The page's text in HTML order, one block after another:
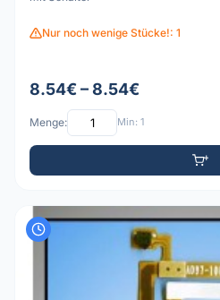
Nur noch wenige Stücke!: 1
8.54€ – 8.54€
Menge: Min: 1